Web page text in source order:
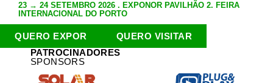
23 → 24 SETEMBRO 2026 . EXPONOR PAVILHÃO 2. FEIRA
INTERNACIONAL DO PORTO
QUERO EXPOR
QUERO VISITAR
PATROCINADORES
SPONSORS